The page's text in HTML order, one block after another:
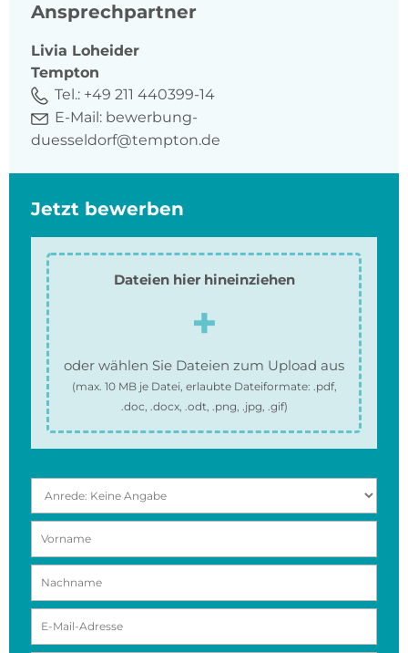
Ansprechpartner
Livia Loheider
Tempton
Tel.: +49 211 440399-14
E-Mail: bewerbung-
duesseldorf@tempton.de
Jetzt bewerben
Dateien hier hineinziehen
oder wählen Sie Dateien zum Upload aus
(max. 10 MBje Datei, erlaubte Dateiformate: .pdf,
.doc, .docx, .odt, .png, .jpg, .gif)